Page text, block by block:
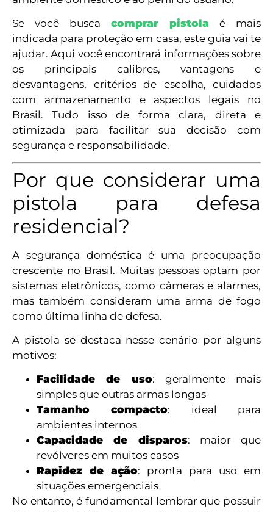
Se você busca comprar pistola é mais
indicada para proteção em casa, este guia vai te
ajudar. Aqui você encontrará informações sobre
os principais calibres, vantagens e
desvantagens, critérios de escolha, cuidados
com armazenamento e aspectos legais no
Brasil. Tudo isso de forma clara, direta e
otimizada para facilitar sua decisão com
segurança e responsabilidade.
Por que considerar uma
pistola para defesa
residencial?
A segurança doméstica é uma preocupação
crescente no Brasil. Muitas pessoas optam por
sistemas eletrônicos, como câmeras e alarmes,
mas também consideram uma arma de fogo
como última linha de defesa.
A pistola se destaca nesse cenário por alguns
motivos:
Facilidade de uso: geralmente mais
simples que outras armas longas
Tamanho compacto: ideal para
ambientes internos
Capacidade de disparos: maior que
revólveres em muitos casos
Rapidez de ação: pronta para uso em
situações emergenciais
No entanto, é fundamental lembrar que possuir